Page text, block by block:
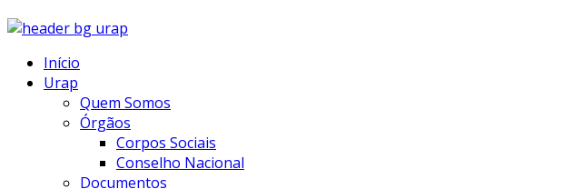
Início
Urap
Quem Somos
Órgãos
Corpos Sociais
Conselho Nacional
Documentos